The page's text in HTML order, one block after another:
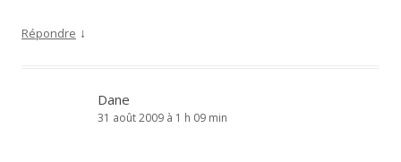
Répondre ↓
Dane
31 août 2009 à 1 h 09 min